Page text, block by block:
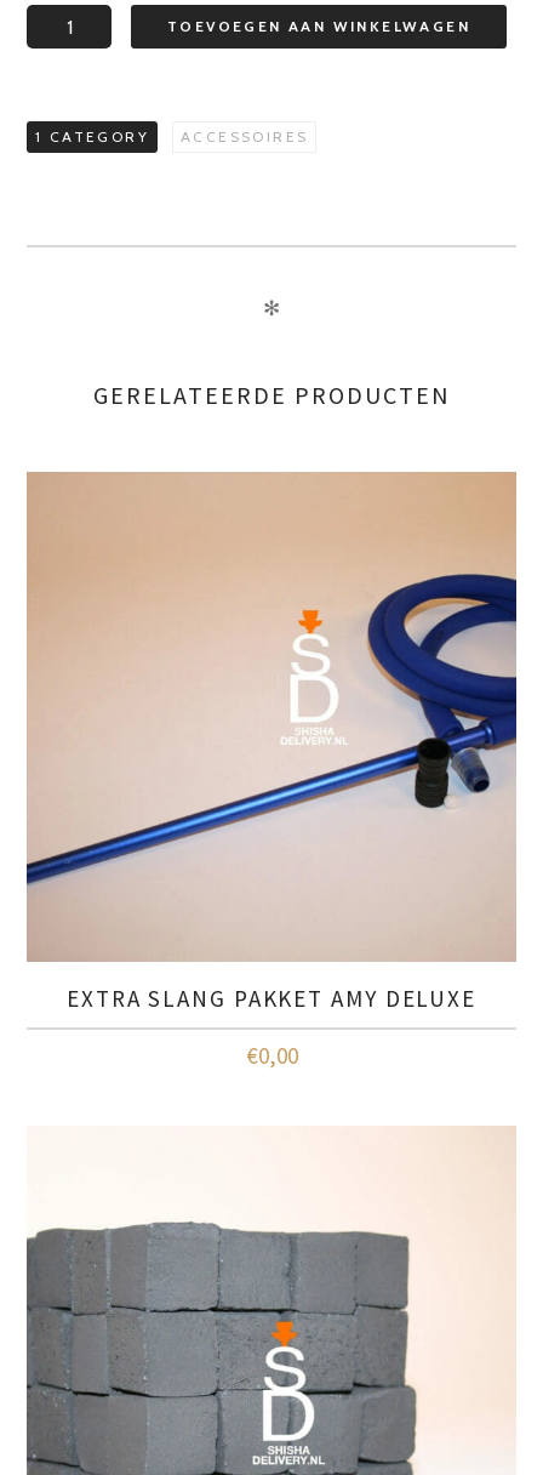
Mondstukken
stuks)
TOEVOEGEN AAN WINKELWAGEN
1 CATEGORY ACCESSOIRES
✻
GERELATEERDE PRODUCTEN
EXTRA SLANG PAKKET AMY DELUXE
€0,00